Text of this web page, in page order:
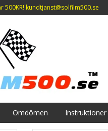
500KR! kundtjanst@solfilm500.se
Omdömen Instruktioner